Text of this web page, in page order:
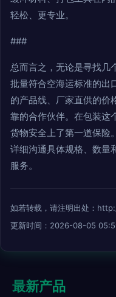
轻松、更专业。
###
总而言之，无论是寻找几
批量符合空海运标准的出
的产品线、厂家直供的价
靠的合作伙伴。在包装这
货物安全上了第一道保险
详细沟通具体规格、数量
服务。
如若转载，请注明出处：
更新时间：2026-08-05
最新产品